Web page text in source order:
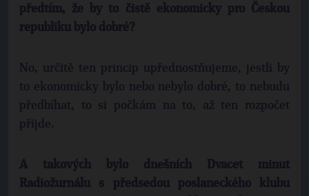
předtím, že by to čistě ekonomicky pro Českou
republiku bylo dobré?
No, určitě ten princip upřednostňujeme, jestli by
to ekonomicky bylo nebo nebylo dobré, to nebudu
předbíhat, to si počkám na to, až ten rozpočet
přijde.
A takových bylo dnešních Dvacet minut
Radiožurnálu s předsedou poslaneckého klubu